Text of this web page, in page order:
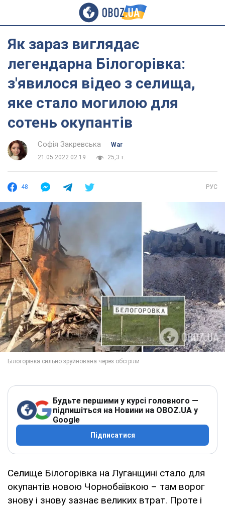
Як зараз виглядає
легендарна Білогорівка:
з'явилося відео з селища,
яке стало могилою для
сотень окупантів
Софія Закревська
War
21.05.2022 02:19
25,3 т.
48 РУС
Будьте першими у курсі головного —
підпишіться на Новини на OBOZ.UA у
Google
Підписатися
Селище Білогорівка на Луганщині стало для
окупантів новою Чорнобаївкою – там ворог
знову і знову зазнає великих втрат. Проте і